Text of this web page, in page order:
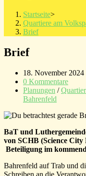
Startseite>
Quartiere am
Brief
Brief
Beitrag
veröffentlicht:
18. November 2024
Beitrags-
Kommentare:
0 Kommentare
Beitrags-
Kategorie:
Planungen /
Bahrenfeld
BaT und
von SCHB (Science
Beteiligung im
Bahrenfeld auf Trab und
Schreiben an die